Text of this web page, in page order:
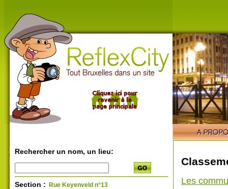
Rechercher un nom, un lieu:
Section : Rue Keyenveld n°13 Les